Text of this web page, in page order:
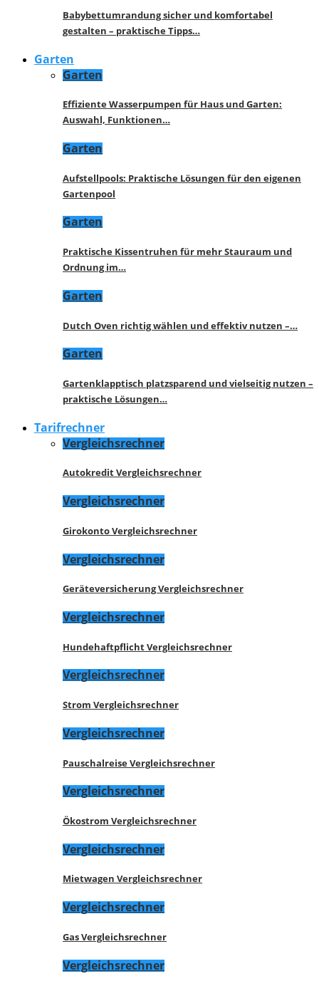
Babybettumrandung sicher und komfortabel
gestalten – praktische Tipps…
Garten
Garten
Effiziente Wasserpumpen für Haus und Garten:
Auswahl, Funktionen…
Garten
Aufstellpools: Praktische Lösungen für den eigenen
Gartenpool
Garten
Praktische Kissentruhen für mehr Stauraum und
Ordnung im…
Garten
Dutch Oven richtig wählen und effektiv nutzen –…
Garten
Gartenklapptisch platzsparend und vielseitig nutzen –
praktische Lösungen…
Tarifrechner
Vergleichsrechner
Autokredit Vergleichsrechner
Vergleichsrechner
Girokonto Vergleichsrechner
Vergleichsrechner
Geräteversicherung Vergleichsrechner
Vergleichsrechner
Hundehaftpflicht Vergleichsrechner
Vergleichsrechner
Strom Vergleichsrechner
Vergleichsrechner
Pauschalreise Vergleichsrechner
Vergleichsrechner
Ökostrom Vergleichsrechner
Vergleichsrechner
Mietwagen Vergleichsrechner
Vergleichsrechner
Gas Vergleichsrechner
Vergleichsrechner